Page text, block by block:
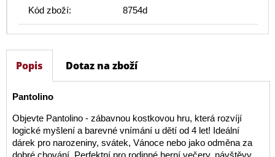
Kód zboží: 8754d
Popis Dotaz na zboží
Pantolino
Objevte Pantolino - zábavnou kostkovou hru, která rozvíjí
logické myšlení a barevné vnímání u dětí od 4 let! Ideální
dárek pro narozeniny, svátek, Vánoce nebo jako odměna za
dobré chování. Perfektní pro rodinné herní večery, návštěvy